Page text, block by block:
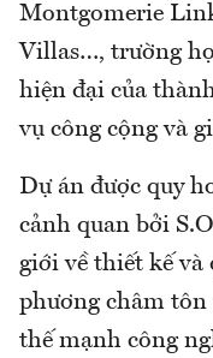
Montgomerie
Villas…, trường
hiện đại của
vụ công cộng và
Dự án được quy
cảnh quan bởi
giới về thiết kế
phương châm
thế mạnh công